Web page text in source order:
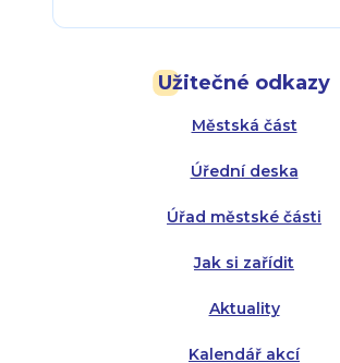
Užitečné odkazy
Městská část
Úřední deska
Úřad městské části
Jak si zařídit
Aktuality
Kalendář akcí
Úterý:
Středa:
Čtvrtek:
Pátek:
Úterý:
Středa:
Čtvrtek: